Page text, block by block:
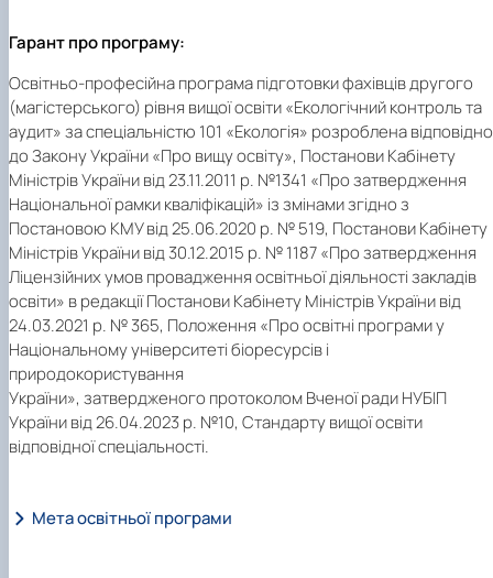
Мета освітньої програми
Гарант про програму:
Освітньо-професійна програма підготовки фахівців другого
(магістерського) рівня вищої освіти «Екологічний контроль та
аудит» за спеціальністю 101 «Екологія» розроблена відповідно
до Закону України «Про вищу освіту», Постанови Кабінету
Міністрів України від 23.11.2011 р. №1341 «Про затвердження
Національної рамки кваліфікацій» із змінами згідно з
Постановою КМУ від 25.06.2020 р. № 519, Постанови Кабінету
Міністрів України від 30.12.2015 р. № 1187 «Про затвердження
Ліцензійних умов провадження освітньої діяльності закладів
освіти» в редакції Постанови Кабінету Міністрів України від
24.03.2021 р. № 365, Положення «Про освітні програми у
Національному університеті біоресурсів і
природокористування
України», затвердженого протоколом Вченої ради НУБІП
України від 26.04.2023 р. №10, Стандарту вищої освіти
відповідної спеціальності.